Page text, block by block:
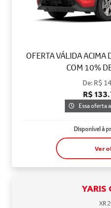
OFERTA VÁLIDA ACIMA
COM 10%
De: R$
R$
Essa oferta
Disponível à
Ver
YARIS
XR